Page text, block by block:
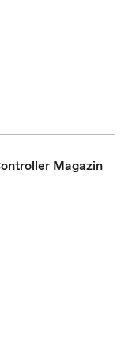
Magazin